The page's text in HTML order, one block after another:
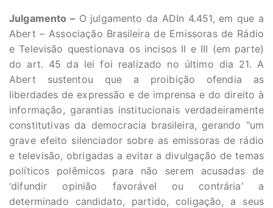
Julgamento – O julgamento da ADIn 4.451, em que a
Abert – Associação Brasileira de Emissoras de Rádio
e Televisão questionava os incisos II e III (em parte)
do art. 45 da lei foi realizado no último dia 21. A
Abert sustentou que a proibição ofendia as
liberdades de expressão e de imprensa e do direito à
informação, garantias institucionais verdadeiramente
constitutivas da democracia brasileira, gerando “um
grave efeito silenciador sobre as emissoras de rádio
e televisão, obrigadas a evitar a divulgação de temas
políticos polêmicos para não serem acusadas de
‘difundir opinião favorável ou contrária’ a
determinado candidato, partido, coligação, a seus